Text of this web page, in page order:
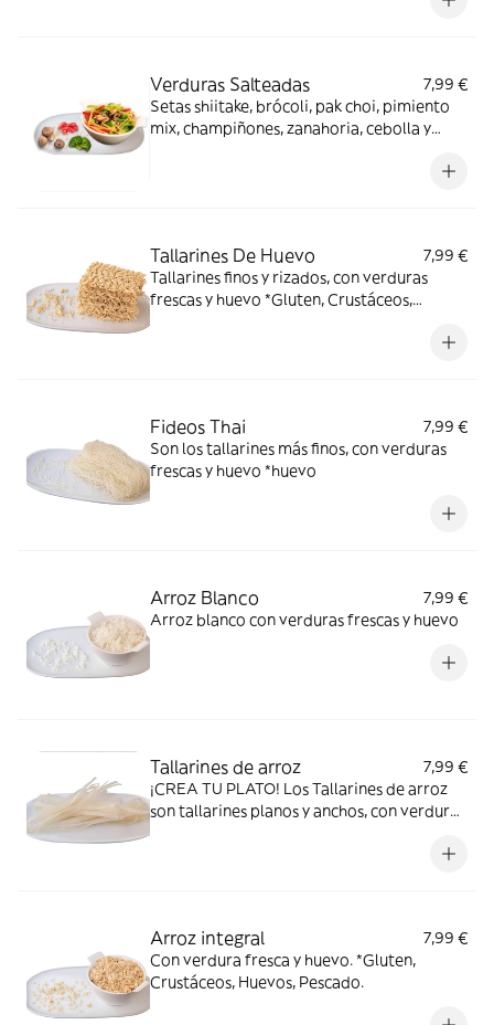
Verduras Salteadas
7,99 €
Setas shiitake, brócoli, pak choi, pimiento
mix, champiñones, zanahoria, cebolla y
Tallarines De Huevo
7,99 €
Tallarines finos y rizados, con verduras
frescas y huevo *Gluten, Crustáceos,
Fideos Thai
7,99 €
Son los tallarines más finos, con verduras
frescas y huevo *huevo
Arroz Blanco
7,99 €
Arroz blanco con verduras frescas y huevo
Tallarines de arroz
7,99 €
¡CREA TU PLATO! Los Tallarines de arroz
son tallarines planos y anchos, con verdura
Arroz integral
7,99 €
Con verdura fresca y huevo. *Gluten,
Crustáceos, Huevos, Pescado.